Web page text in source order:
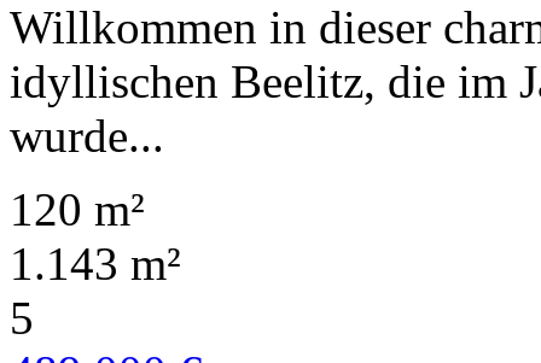
Willkommen in dieser
idyllischen Beelitz, die im
wurde...
120 m²
1.143 m²
5